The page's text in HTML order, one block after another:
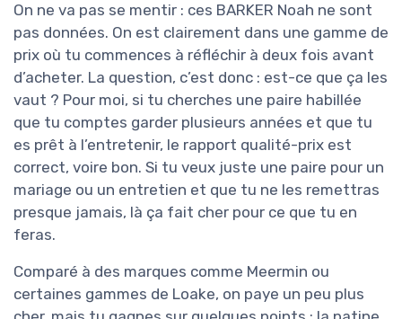
On ne va pas se mentir : ces BARKER Noah ne sont
pas données. On est clairement dans une gamme de
prix où tu commences à réfléchir à deux fois avant
d’acheter. La question, c’est donc : est-ce que ça les
vaut ? Pour moi, si tu cherches une paire habillée
que tu comptes garder plusieurs années et que tu
es prêt à l’entretenir, le rapport qualité-prix est
correct, voire bon. Si tu veux juste une paire pour un
mariage ou un entretien et que tu ne les remettras
presque jamais, là ça fait cher pour ce que tu en
feras.
Comparé à des marques comme Meermin ou
certaines gammes de Loake, on paye un peu plus